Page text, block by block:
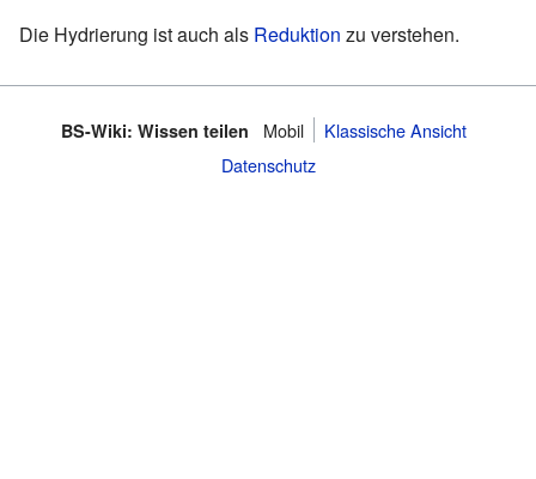
Die Hydrierung ist auch als Reduktion zu verstehen.
BS-Wiki: Wissen teilen Mobil
Klassische Ansicht
Datenschutz